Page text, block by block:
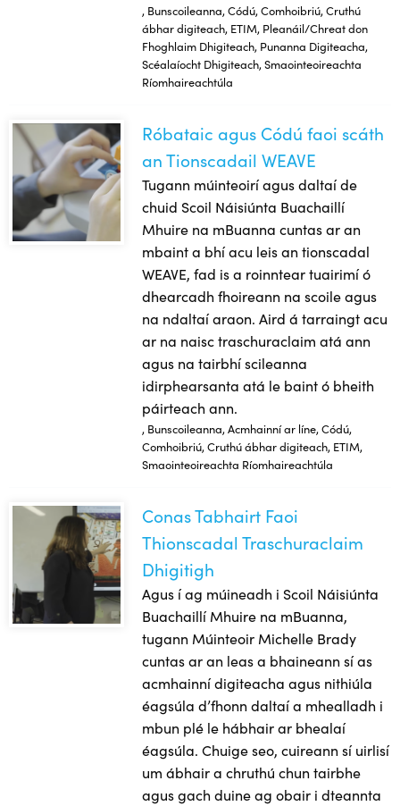
, Bunscoileanna, Códú, Comhoibriú, Cruthú
ábhar digiteach, ETIM, Pleanáil/Chreat don
Fhoghlaim Dhigiteach, Punanna Digiteacha,
Scéalaíocht Dhigiteach, Smaointeoireachta
Ríomhaireachtúla
Róbataic agus Códú faoi scáth an Tionscadail WEAVE
Róbataic agus Códú faoi scáth
an Tionscadail WEAVE
Tugann múinteoirí agus daltaí de
chuid Scoil Náisiúnta Buachaillí
Mhuire na mBuanna cuntas ar an
mbaint a bhí acu leis an tionscadal
WEAVE, fad is a roinntear tuairimí ó
dhearcadh fhoireann na scoile agus
na ndaltaí araon. Aird á tarraingt acu
ar na naisc traschuraclaim atá ann
agus na tairbhí scileanna
idirphearsanta atá le baint ó bheith
páirteach ann.
, Bunscoileanna, Acmhainní ar líne, Códú,
Comhoibriú, Cruthú ábhar digiteach, ETIM,
Smaointeoireachta Ríomhaireachtúla
Conas Tabhairt Faoi Thionscadal Traschuraclaim Dhigitigh
Conas Tabhairt Faoi
Thionscadal Traschuraclaim
Dhigitigh
Agus í ag múineadh i Scoil Náisiúnta
Buachaillí Mhuire na mBuanna,
tugann Múinteoir Michelle Brady
cuntas ar an leas a bhaineann sí as
acmhainní digiteacha agus nithiúla
éagsúla d’fhonn daltaí a mhealladh i
mbun plé le hábhair ar bhealaí
éagsúla. Chuige seo, cuireann sí uirlisí
um ábhair a chruthú chun tairbhe
agus gach duine ag obair i dteannta